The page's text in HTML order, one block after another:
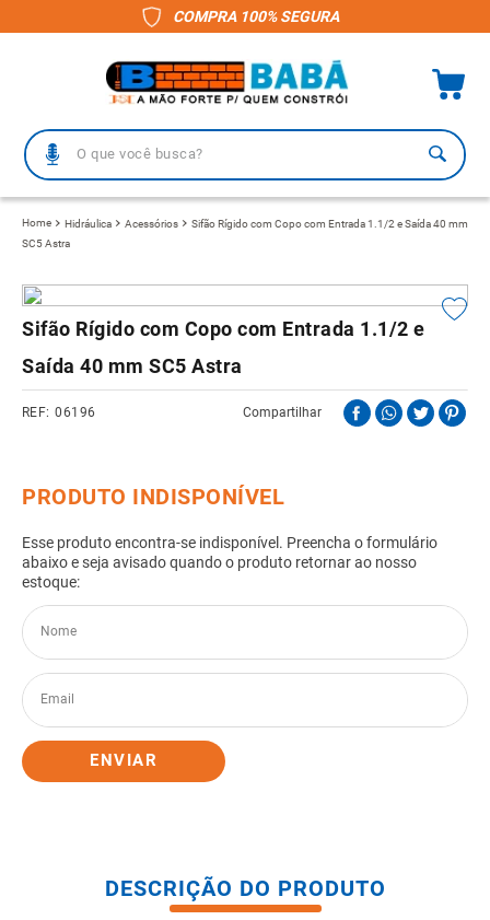
COMPRA 100% SEGURA
O que você busca?
Hidráulica Acessórios
Sifão Rígido com Copo com Entrada 1.1/2 e Saída 40 mm
SC5 Astra
Sifão Rígido com Copo com Entrada 1.1/2 e
Saída 40 mm SC5 Astra
06196 Compartilhar
ENVIAR
DESCRIÇÃO DO PRODUTO
1º
2º porcelanato
3º telha
4º vaso sanitário
9º porta
10º